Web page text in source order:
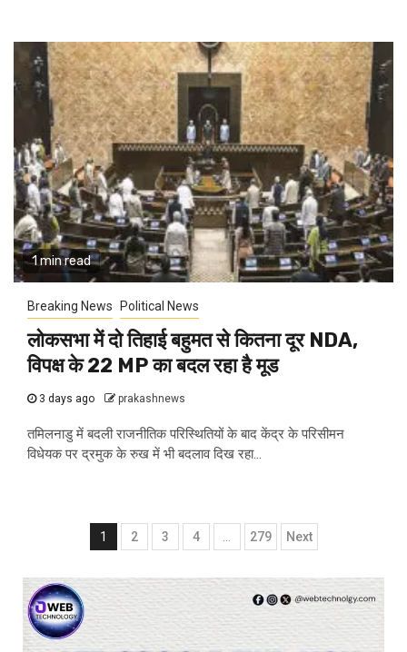
1 min read
Breaking News Political News
लोकसभा में दो तिहाई बहुमत से कितना दूर NDA,
विपक्ष के 22 MP का बदल रहा है मूड
3 days ago prakashnews
तमिलनाडु में बदली राजनीतिक परिस्थितियों के बाद केंद्र के परिसीमन
विधेयक पर द्रमुक के रुख में भी बदलाव दिख रहा...
Posts
1 2 3 4 279 Next